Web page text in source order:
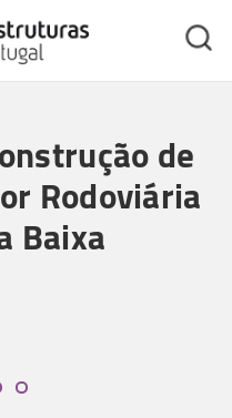
de
Rodoviária
Baixa